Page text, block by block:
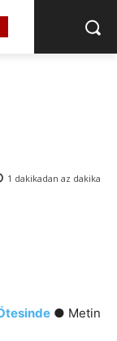
1 dakikadan az dakika
● Metin